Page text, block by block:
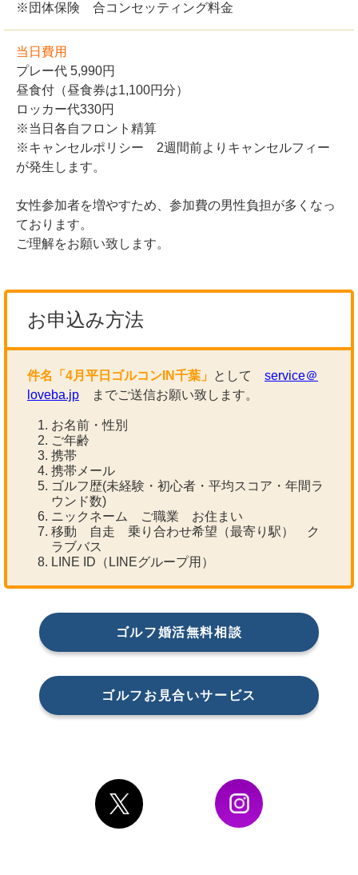
※団体保険 合コンセッティング料金
当日費用
プレー代 5,990円
昼食付（昼食券は1,100円分）
ロッカー代330円
※当日各自フロント精算
※キャンセルポリシー 2週間前よりキャンセルフィー
が発生します。
女性参加者を増やすため、参加費の男性負担が多くなっ
ております。
ご理解をお願い致します。
お申込み方法
件名「4月平日ゴルコンIN千葉」 として service＠
loveba.jp までご送信お願い致します。
お名前・性別
ご年齢
携帯
携帯メール
ゴルフ歴(未経験・初心者・平均スコア・年間ラ
ウンド数)
ニックネーム ご職業 お住まい
移動 自走 乗り合わせ希望（最寄り駅） ク
ラブバス
LINE ID（LINEグループ用）
ゴルフ婚活無料相談
ゴルフお見合いサービス